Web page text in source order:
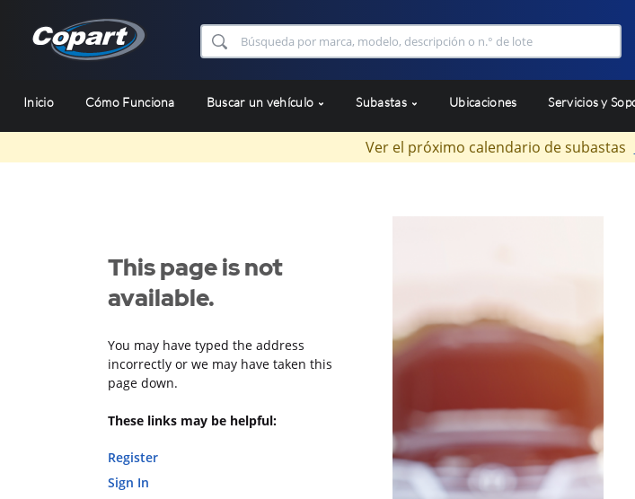
Inicio Cómo Funciona Buscar un vehículo Subastas Ubicaciones Servicios y
Ver el próximo calendario de subastas
This page is not
available.
You may have typed the address
incorrectly or we may have taken this
page down.
These links may be helpful:
Register
Sign In